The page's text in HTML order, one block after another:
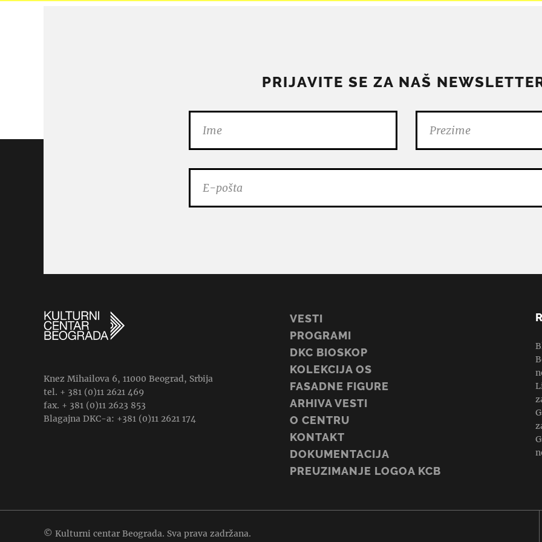
PRIJAVITE SE ZA NAŠ
Knez Mihailova 6, 11000 Beograd, Srbija
tel. + 381 (0)11 2621 469
fax. + 381 (0)11 2623 853
Blagajna DKC-a: +381 (0)11 2621 174
VESTI
PROGRAMI
DKC BIOSKOP
KOLEKCIJA OS
FASADNE FIGURE
ARHIVA VESTI
O CENTRU
KONTAKT
DOKUMENTACIJA
PREUZIMANJE LOGOA KCB
© Kulturni centar Beograda. Sva prava zadržana.